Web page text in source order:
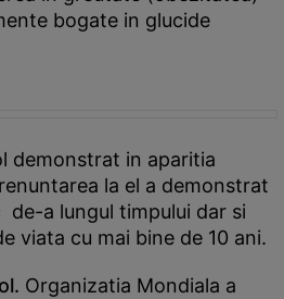
bogate in glucide
demonstrat in aparitia
la el a demonstrat
de-a lungul timpului dar si
viata cu mai bine de 10 ani.
Organizatia Mondiala a